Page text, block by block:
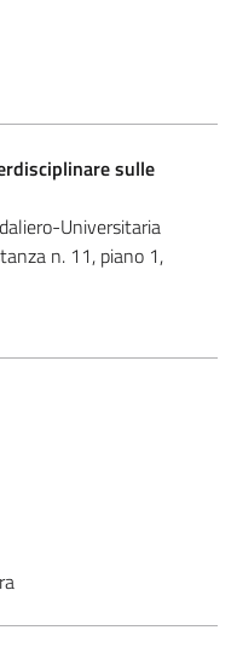
sulle
Universitaria
n. 11, piano 1,